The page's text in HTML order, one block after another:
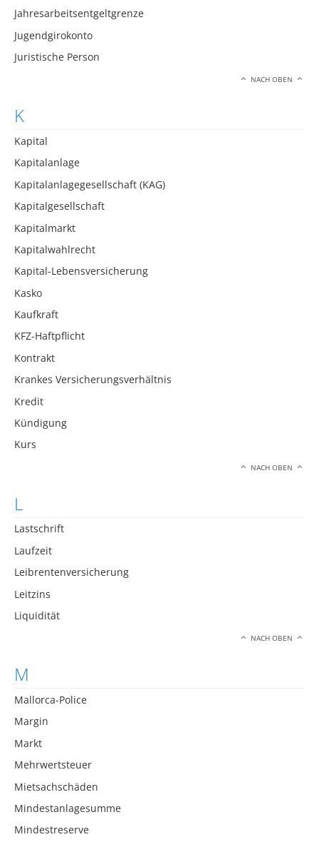
Jahresarbeitsentgeltgrenze
Jugendgirokonto
Juristische Person
NACH OBEN
K
Kapital
Kapitalanlage
Kapitalanlagegesellschaft (KAG)
Kapitalgesellschaft
Kapitalmarkt
Kapitalwahlrecht
Kapital-Lebensversicherung
Kasko
Kaufkraft
KFZ-Haftpflicht
Kontrakt
Krankes Versicherungsverhältnis
Kredit
Kündigung
Kurs
NACH OBEN
L
Lastschrift
Laufzeit
Leibrentenversicherung
Leitzins
Liquidität
NACH OBEN
M
Mallorca-Police
Margin
Markt
Mehrwertsteuer
Mietsachschäden
Mindestanlagesumme
Mindestreserve